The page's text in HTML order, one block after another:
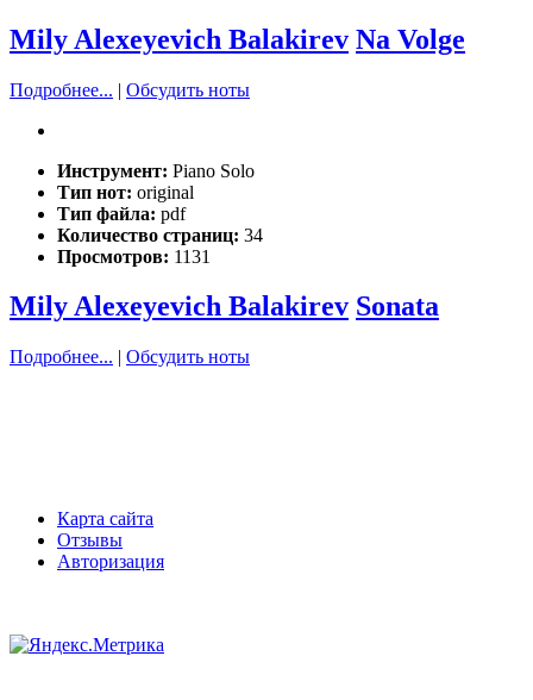
Mily Alexeyevich Balakirev Na Volge
Подробнее... | Обсудить ноты
Инструмент: Piano Solo
Тип нот: original
Тип файла: pdf
Количество страниц: 34
Просмотров: 1131
Mily Alexeyevich Balakirev Sonata
Подробнее... | Обсудить ноты
Карта сайта
Отзывы
Авторизация